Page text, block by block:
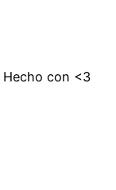
Hecho con <3